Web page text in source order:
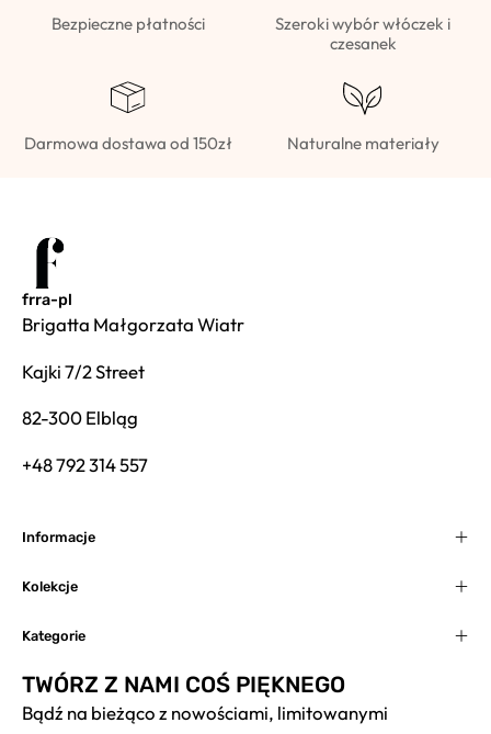
Bezpieczne płatności
Szeroki wybór włóczek i
czesanek
Darmowa dostawa od 150zł Naturalne materiały
frra-pl
Brigatta Małgorzata Wiatr
Kajki 7/2 Street
82-300 Elbląg
+48 792 314 557
Informacje
Kolekcje
Kategorie
TWÓRZ Z NAMI COŚ PIĘKNEGO
Bądź na bieżąco z nowościami, limitowanymi